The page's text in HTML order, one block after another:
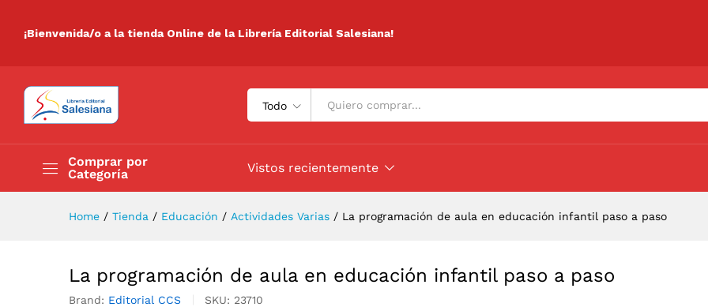
¡Bienvenida/o a la tienda Online de la Librería Editorial Salesiana!
Todo
Comprar por
Categoría
Promociones
Vistos recientemente
Home / Tienda / Educación / Actividades Varias / La programación de aula en educación infantil paso a paso
La programación de aula en educación infantil paso a paso
Brand: Editorial CCS SKU: 23710